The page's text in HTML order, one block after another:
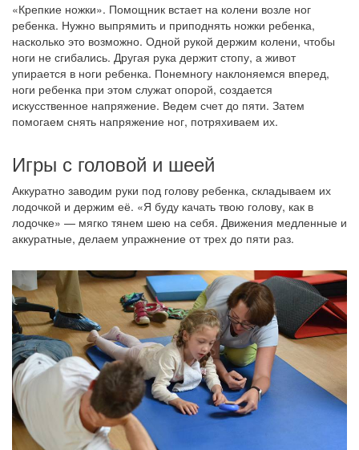
«Крепкие ножки». Помощник встает на колени возле ног
ребенка. Нужно выпрямить и приподнять ножки ребенка,
насколько это возможно. Одной рукой держим колени, чтобы
ноги не сгибались. Другая рука держит стопу, а живот
упирается в ноги ребенка. Понемногу наклоняемся вперед,
ноги ребенка при этом служат опорой, создается
искусственное напряжение. Ведем счет до пяти. Затем
помогаем снять напряжение ног, потряхиваем их.
Игры с головой и шеей
Аккуратно заводим руки под голову ребенка, складываем их
лодочкой и держим её. «Я буду качать твою голову, как в
лодочке» — мягко тянем шею на себя. Движения медленные и
аккуратные, делаем упражнение от трех до пяти раз.